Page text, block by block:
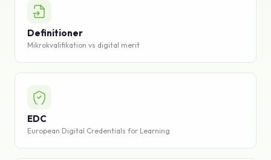
Kunskapsbank
Definitioner
Mikrokvalifikation vs digital merit
EDC
European Digital Credentials for Learning